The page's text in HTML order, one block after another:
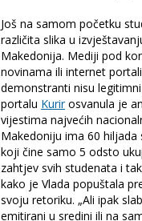
Još na samom početku
različita slika u
Makedonija. Mediji pod
novinama ili internet
demonstranti nisu
portalu Kurirosvanula je
vijestima najvećih
Makedoniju ima 60
koji čine samo 5 odsto
zahtjev svih studenata i
kako je Vlada popuštala
svoju retoriku. „Ali ipak
emitirani u sredini ili na